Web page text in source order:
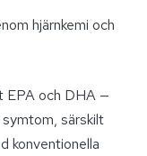
hjärnkemi och
EPA och DHA —
särskilt
konventionella